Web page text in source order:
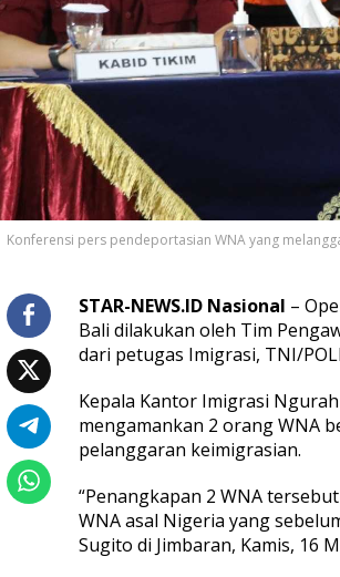
r
u
l
a
B
a
l
,
i
g
r
a
i
D
e
o
r
t
a
Konferensi pers pendeportasian WNA yang
STAR-NEWS.ID Nasional –
Bali dilakukan oleh Tim
dari petugas Imigrasi, TNI/
Kepala Kantor Imigrasi
mengamankan 2 orang WNA
pelanggaran keimigrasian.
“Penangkapan 2 WNA
WNA asal Nigeria yang
Sugito di Jimbaran, Kamis, 16